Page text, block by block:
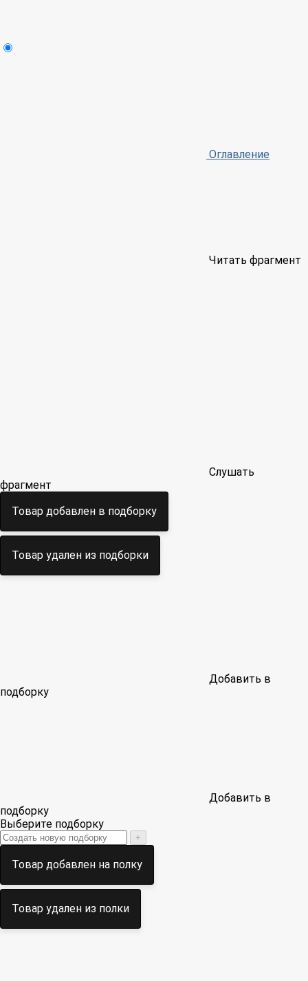
Оглавление
Читать фрагмент
Слушать
фрагмент
Товар добавлен в подборку
Товар удален из подборки
Добавить в
подборку
Добавить в
подборку
Выберите подборку
+
Товар добавлен на полку
Товар удален из полки